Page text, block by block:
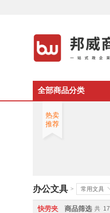
全部商品分类
热卖
推荐
办公文具 > 常用文具
快劳夹 商品筛选 共 17